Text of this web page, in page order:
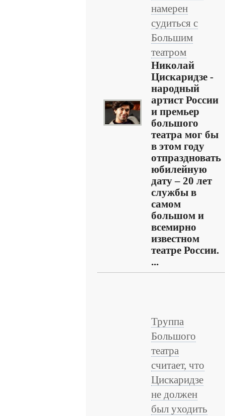
намерен
судиться с
Большим
театром
Николай
Цискаридзе -
народный
артист России
и премьер
большого
театра мог бы
в этом году
отпраздновать
юбилейную
дату – 20 лет
службы в
самом
большом и
всемирно
известном
театре России.
...
Труппа
Большого
театра
считает, что
Цискаридзе
не должен
был уходить